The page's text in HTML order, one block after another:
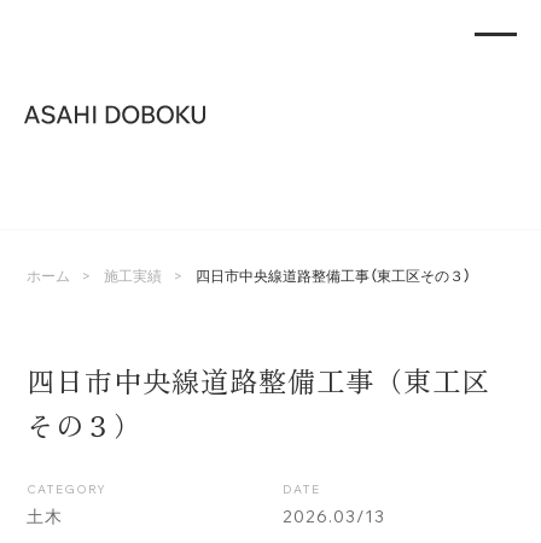
ホーム > 施工実績 > 四日市中央線道路整備工事（東工区その３）
四日市中央線道路整備工事（東工区
その３）
CATEGORY
土木
DATE
2026.03/13